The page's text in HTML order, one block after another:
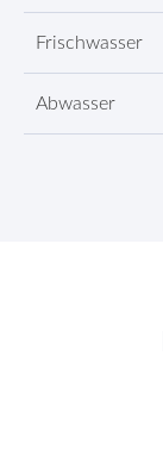
Frischwasser
Abwasser